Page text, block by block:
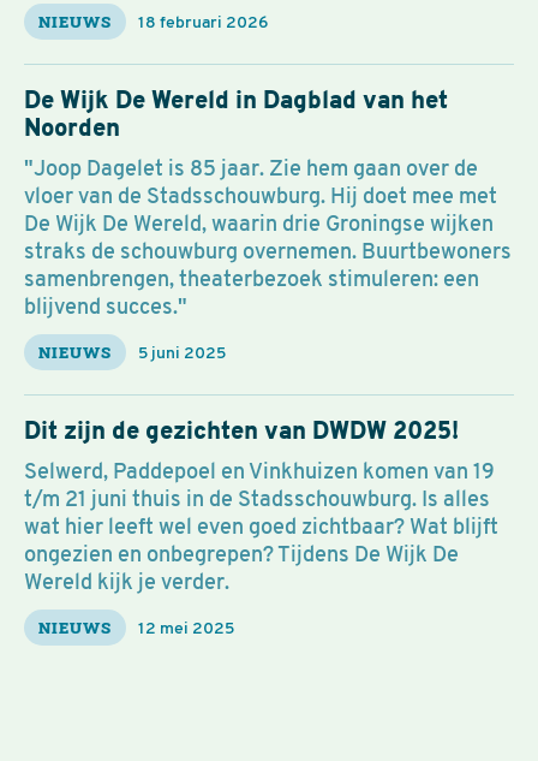
NIEUWS 18 februari 2026
De Wijk De Wereld in Dagblad van het
Noorden
"Joop Dagelet is 85 jaar. Zie hem gaan over de
vloer van de Stadsschouwburg. Hij doet mee met
De Wijk De Wereld, waarin drie Groningse wijken
straks de schouwburg overnemen. Buurtbewoners
samenbrengen, theaterbezoek stimuleren: een
blijvend succes."
NIEUWS 5 juni 2025
Dit zijn de gezichten van DWDW 2025!
Selwerd, Paddepoel en Vinkhuizen komen van 19
t/m 21 juni thuis in de Stadsschouwburg. Is alles
wat hier leeft wel even goed zichtbaar? Wat blijft
ongezien en onbegrepen? Tijdens De Wijk De
Wereld kijk je verder.
NIEUWS 12 mei 2025